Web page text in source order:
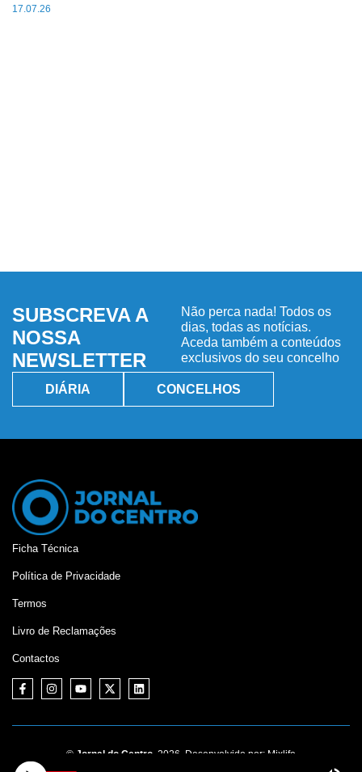
17.07.26
SUBSCREVA A
NOSSA
NEWSLETTER
Não perca nada! Todos os
dias, todas as notícias.
Aceda também a conteúdos
exclusivos do seu concelho
DIÁRIA CONCELHOS
Ficha Técnica
Política de Privacidade
Termos
Livro de Reclamações
Contactos
© Jornal do Centro, 2026. Desenvolvido por: Mixlife